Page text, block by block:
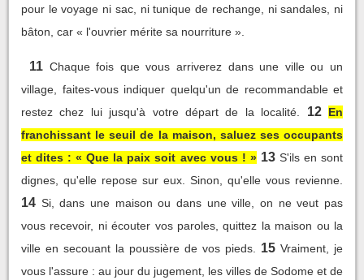
pour le voyage ni sac, ni tunique de rechange, ni sandales, ni
bâton, car « l'ouvrier mérite sa nourriture ».
11 Chaque fois que vous arriverez dans une ville ou un
village, faites-vous indiquer quelqu'un de recommandable et
restez chez lui jusqu'à votre départ de la localité.
12 En
franchissant le seuil de la maison, saluez ses occupants
et dites : « Que la paix soit avec vous ! » 13 S'ils en sont
dignes, qu'elle repose sur eux. Sinon, qu'elle vous revienne.
14 Si, dans une maison ou dans une ville, on ne veut pas
vous recevoir, ni écouter vos paroles, quittez la maison ou la
ville en secouant la poussière de vos pieds.
15 Vraiment, je
vous l'assure : au jour du jugement, les villes de Sodome et de